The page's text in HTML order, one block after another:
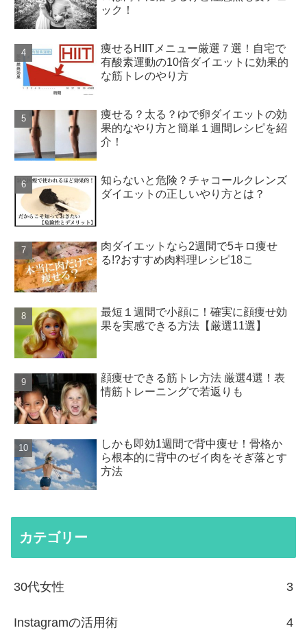
ック！
痩せるHIITメニュー厳選７選！自宅で
有酸素運動の10倍ダイエットに効果的
な筋トレのやり方
痩せる？太る？ゆで卵ダイエットの効
果的なやり方と簡単１週間レシピを紹
介！
知らないと危険？チャコールクレンズ
ダイエットの正しいやり方とは？
肉ダイエットなら2週間で5キロ痩せ
る!?おすすめ肉料理レシピ18こ
最短１週間で小顔に！確実に顔痩せ効
果を実感できる方法【厳選11選】
顔痩せできる筋トレ方法 厳選4選！表
情筋トレーニングで若返りも
しかも即効1週間で背中痩せ！骨格か
ら根本的に背中のゼイ肉をそぎ落とす
方法
カテゴリー
30代女性 3
Instagramの活用術 4